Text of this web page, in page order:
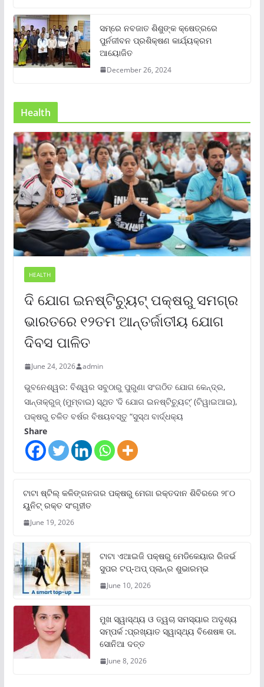
ସମ୍‌ରେ ନବଜାତ ଶିଶୁଙ୍କ କ୍ଷେତ୍ରରେ
ପୁର୍ନଜୀବନ ପ୍ରଶିକ୍ଷଣ କାର୍ଯ୍ୟକ୍ରମ
ଆୟୋଜିତ
December 26, 2024
Health
HEALTH
ଦି ଯୋଗ ଇନଷ୍ଟିଚ୍ୟୁଟ୍ ପକ୍ଷରୁ ସମଗ୍ର
ଭାରତରେ ୧୨ତମ ଆନ୍ତର୍ଜାତୀୟ ଯୋଗ
ଦିବସ ପାଳିତ
June 24, 2026 admin
ଭୁବନେଶ୍ୱର: ବିଶ୍ୱର ସବୁଠାରୁ ପୁରୁଣା ସଂଗଠିତ ଯୋଗ କେନ୍ଦ୍ର,
ସାନ୍ତାକ୍ରୁଜ୍ (ମୁମ୍ବାଇ) ସ୍ଥିତ ‘ଦି ଯୋଗ ଇନଷ୍ଟିଚ୍ୟୁଟ୍‌’ (ଟିୱାଇଆଇ),
ପକ୍ଷରୁ ଚଳିତ ବର୍ଷର ବିଷୟବସ୍ତୁ “ସୁସ୍ଥ ବାର୍ଦ୍ଧକ୍ୟ
Share
ଟାଟା ଷ୍ଟିଲ୍‌ କଳିଙ୍ଗନଗର ପକ୍ଷରୁ ମେଗା ରକ୍ତଦାନ ଶିବିରରେ ୨୮୦
ୟୁନିଟ୍‌ ରକ୍ତ ସଂଗୃହୀତ
June 19, 2026
ଟାଟା ଏଆଇଜି ପକ୍ଷରୁ ମେଡିକେୟାର ରିଜର୍ଭ
ସୁପର ଟପ୍‌-ଅପ୍ ପ୍ଲାନ୍‌ର ଶୁଭାରମ୍ଭ
June 10, 2026
ମୁଖ ସ୍ୱାସ୍ଥ୍ୟ ଓ ତ୍ୱଚା ସମସ୍ୟାର ଅଦୃଶ୍ୟ
ସମ୍ପର୍କ :ପ୍ରଖ୍ୟାତ ସ୍ୱାସ୍ଥ୍ୟ ବିଶେଷଜ୍ଞ ଡା.
ସୋନିଆ ଦତ୍ତ
June 8, 2026